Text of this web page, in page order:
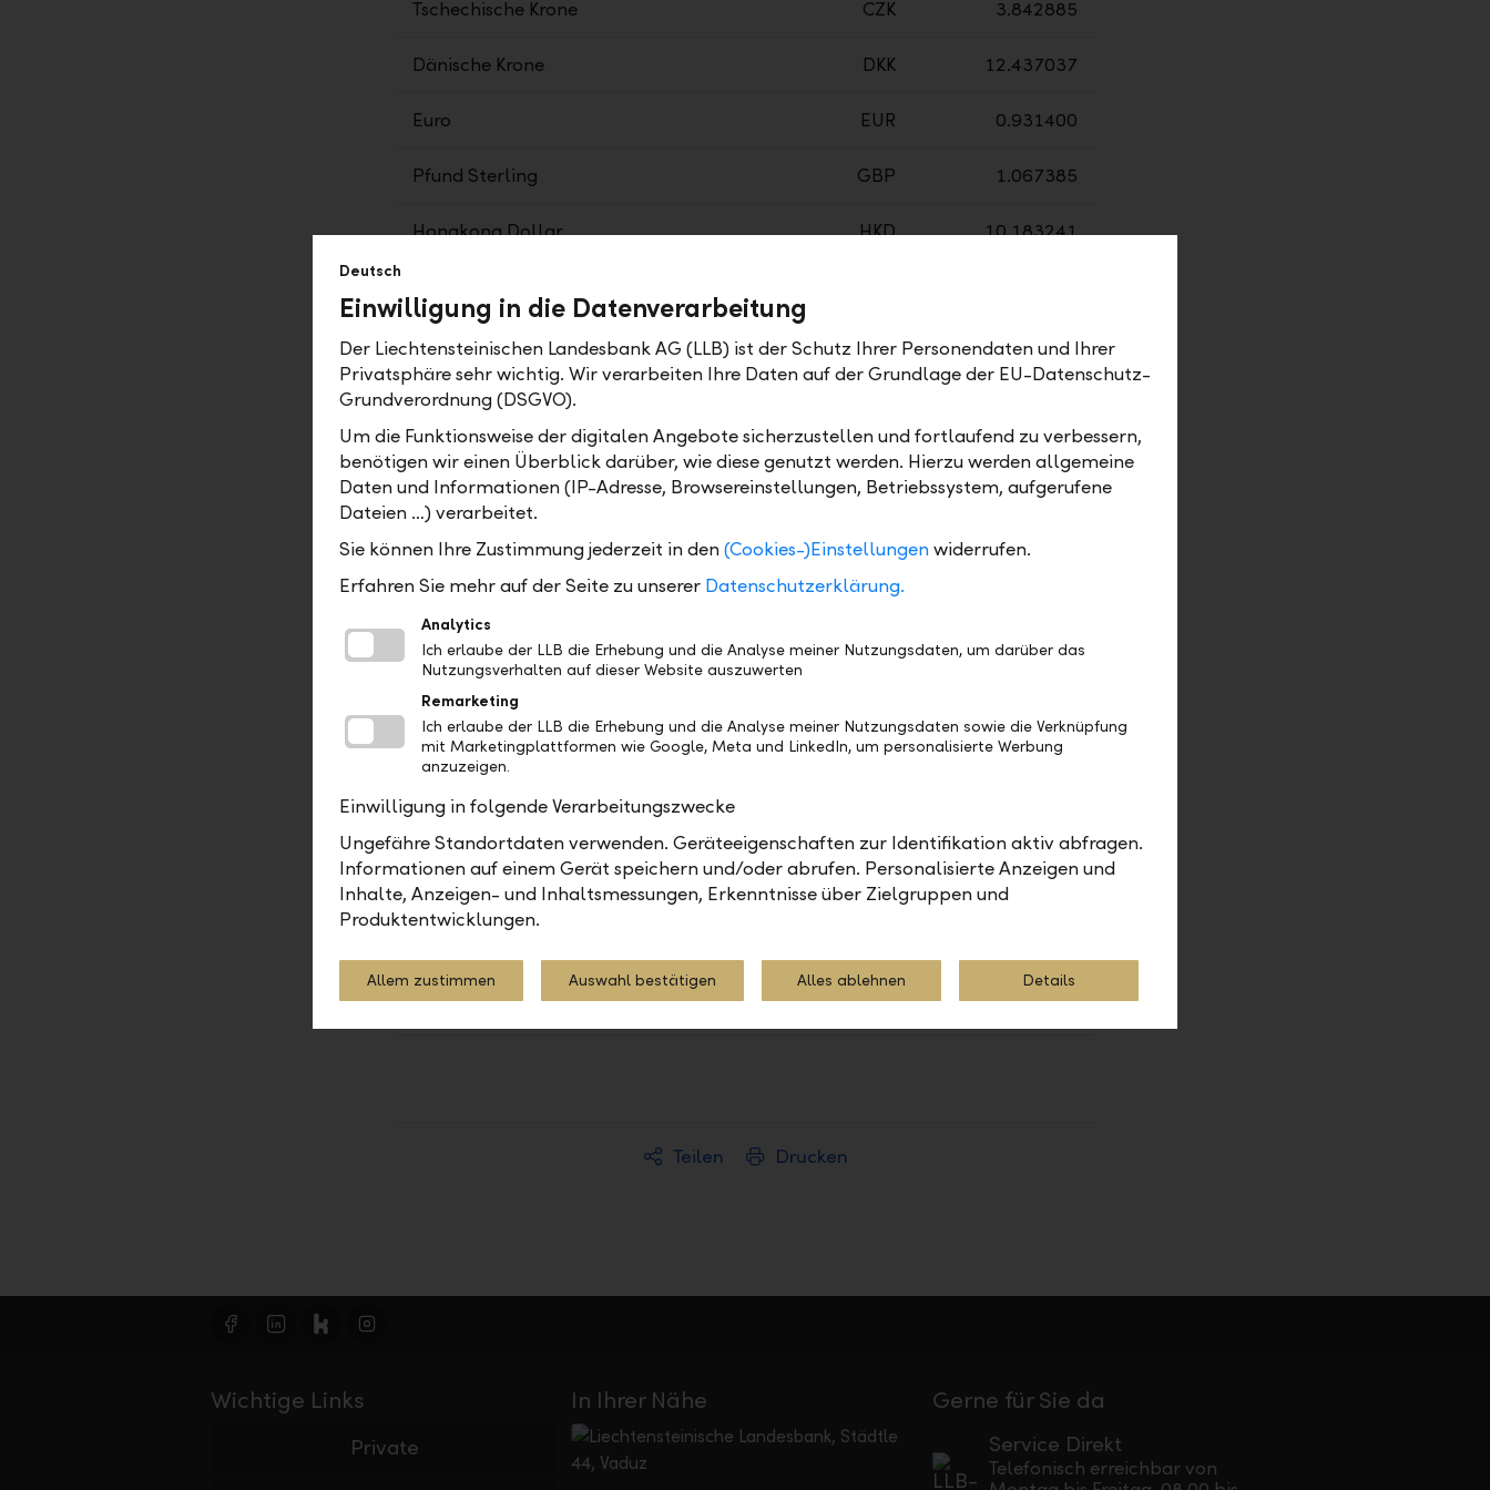
Tschechische Krone CZK 3.842885
Dänische Krone DKK 12.437037
Euro EUR 0.931400
Pfund Sterling GBP 1.067385
Hongkong Dollar HKD 10.183241
Isländische Krone ISK 0.632735
Japanischer Yen
Mexikanischer Peso MXN 0.043057
Norwegische Krone
Polnische Zloty
Neuer Rubel, Russischer Rubel
Schwedische Krone SEK 8.660900
Thailändische Baht THB 2.550235
Turkish New Lira TRY 1.844946
Südafrikanischer Rand ZAR 0.047902
Teilen Drucken
Gerne für Sie da
Service Direkt
Telefonisch erreichbar von
In Ihrer Nähe
Wichtige Links
Private
Deutsch
Einwilligung in die Datenverarbeitung
Der Liechtensteinischen Landesbank AG (LLB) ist der Schutz Ihrer Personendaten und Ihrer
Privatsphäre sehr wichtig. Wir verarbeiten Ihre Daten auf der Grundlage der EU-Datenschutz-
Grundverordnung (DSGVO).
Um die Funktionsweise der digitalen Angebote sicherzustellen und fortlaufend zu verbessern,
benötigen wir einen Überblick darüber, wie diese genutzt werden. Hierzu werden allgemeine
Daten und Informationen (IP-Adresse, Browsereinstellungen, Betriebssystem, aufgerufene
Dateien …) verarbeitet.
Sie können Ihre Zustimmung jederzeit in den(Cookies-)Einstellungenwiderrufen.
Erfahren Sie mehr auf der Seite zu unserer Datenschutzerklärung.
Analytics
Ich erlaube der LLB die Erhebung und die Analyse meiner Nutzungsdaten, um darüber das
Nutzungsverhalten auf dieser Website auszuwerten
Remarketing
Ich erlaube der LLB die Erhebung und die Analyse meiner Nutzungsdaten sowie die Verknüpfung
mit Marketingplattformen wie Google, Meta und LinkedIn, um personalisierte Werbung
anzuzeigen.
Einwilligung in folgende Verarbeitungszwecke
Ungefähre Standortdaten verwenden. Geräteeigenschaften zur Identifikation aktiv abfragen.
Informationen auf einem Gerät speichern und/oder abrufen. Personalisierte Anzeigen und
Inhalte, Anzeigen- und Inhaltsmessungen, Erkenntnisse über Zielgruppen und
Produktentwicklungen.
Allem zustimmen Auswahl bestätigen Alles ablehnen Details